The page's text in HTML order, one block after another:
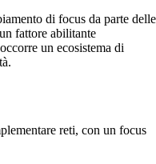
di focus da parte delle
fattore abilitante
un ecosistema di
reti, con un focus